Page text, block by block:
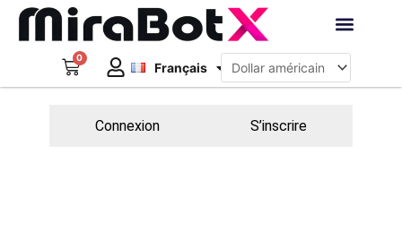
Aller
0
Panier Français
Deutsch
日本語
Connexion S’inscrire